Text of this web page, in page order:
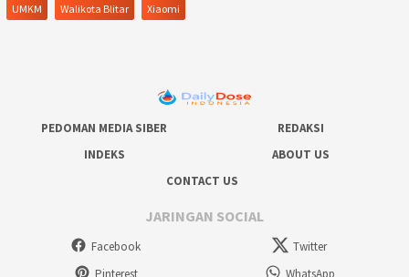
UMKM Walikota Blitar Xiaomi
PEDOMAN MEDIA SIBER
REDAKSI
INDEKS
ABOUT US
CONTACT US
JARINGAN SOCIAL
Facebook
Twitter
Pinterest
WhatsApp